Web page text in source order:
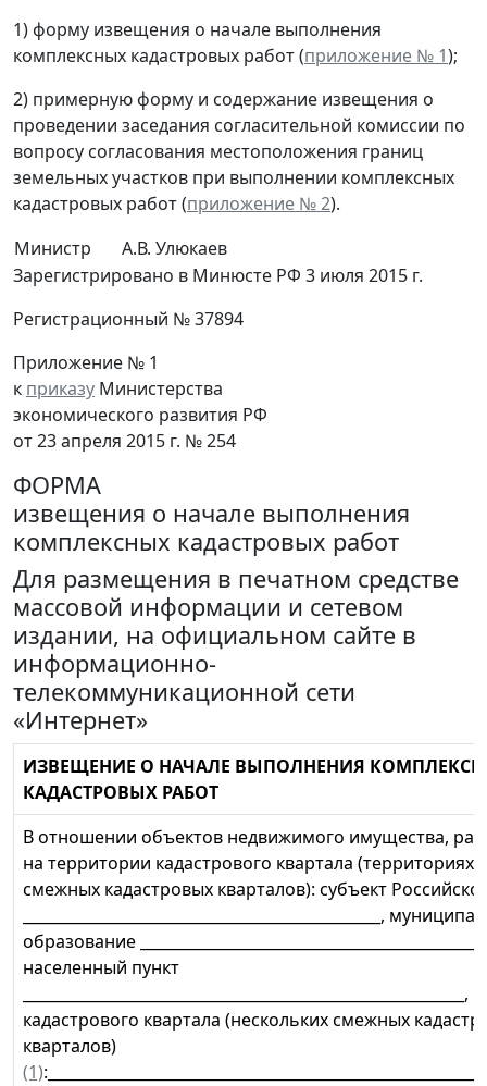
1) форму извещения о начале выполнения
комплексных кадастровых работ (приложение № 1);
2) примерную форму и содержание извещения о
проведении заседания согласительной комиссии по
вопросу согласования местоположения границ
земельных участков при выполнении комплексных
кадастровых работ (приложение № 2).
Министр
А.В. Улюкаев
Зарегистрировано в Минюсте РФ 3 июля 2015 г.
Регистрационный № 37894
Приложение № 1
к приказу Министерства
экономического развития РФ
от 23 апреля 2015 г. № 254
ФОРМА
извещения о начале выполнения
комплексных кадастровых работ
Для размещения в печатном средстве
массовой информации и сетевом
издании, на официальном сайте в
информационно-
телекоммуникационной сети
«Интернет»
ИЗВЕЩЕНИЕ О НАЧАЛЕ ВЫПОЛНЕНИЯ
КАДАСТРОВЫХ РАБОТ
В отношении объектов недвижимого имущества,
на территории кадастрового квартала (территориях
смежных кадастровых кварталов): субъект
_______________________________________________,
образование
населенный пункт
__________________________________________________________,
кадастрового квартала (нескольких смежных
кварталов)
(1)